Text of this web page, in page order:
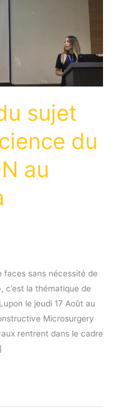
sujet
du
au
faces sans nécessité de
c’est la thématique de
le jeudi 17 Août au
Microsurgery
rentrent dans le cadre